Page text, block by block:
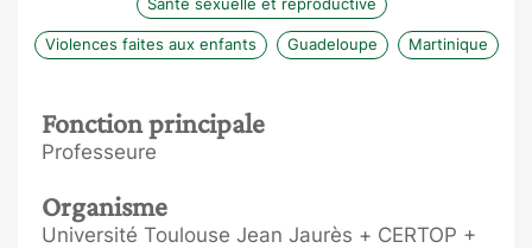
Violences faites aux enfants Guadeloupe Martinique
Fonction principale
Professeure
Organisme
Université Toulouse Jean Jaurès + CERTOP +